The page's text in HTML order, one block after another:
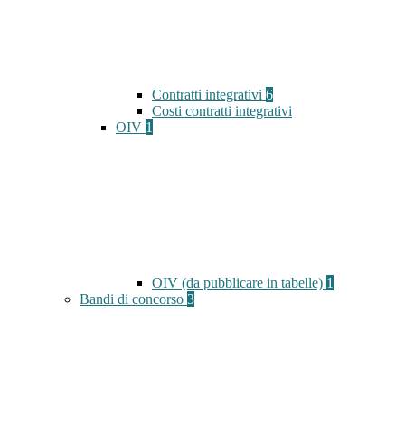
Contratti integrativi 6
Costi contratti integrativi
OIV 1
OIV (da pubblicare in tabelle) 1
Bandi di concorso 3